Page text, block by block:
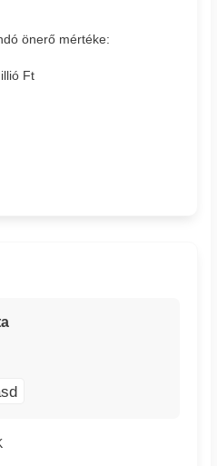
önerő mértéke:
Ft